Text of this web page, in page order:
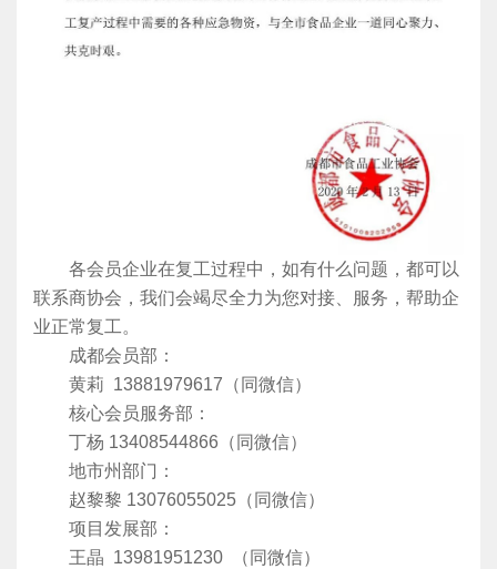
各会员企业在复工过程中，如有什么问题，都可以
联系商协会，我们会竭尽全力为您对接、服务，帮助企
业正常复工。
成都会员部：
黄莉 13881979617（同微信）
核心会员服务部：
丁杨 13408544866（同微信）
地市州部门：
赵黎黎 13076055025（同微信）
项目发展部：
王晶 13981951230 （同微信）